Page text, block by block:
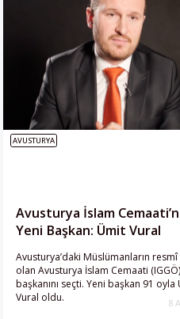
Değil” Karar ile ilgili Perspektif’e
açıklamalarda bulunan Ümit Vural,
bir hukuk devleti dolayısıyla meclisin
Avusturya İslam
Yeni Başkan: Ümit Vural
Avusturya’daki Müslümanların
olan Avusturya İslam Cemaati
başkanını seçti. Yeni başkan 91 oyla
Vural oldu.
AVUSTURYA
8